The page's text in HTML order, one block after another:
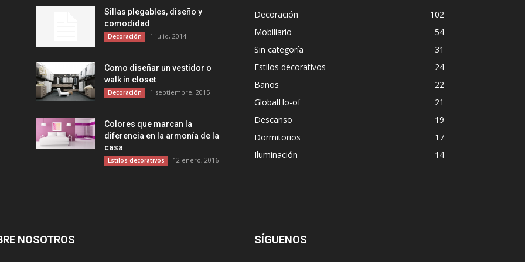
Sillas plegables, diseño y
comodidad
Decoración 1 julio, 2014
Como diseñar un vestidor o
walk in closet
Decoración 1 septiembre, 2015
Colores que marcan la
diferencia en la armonía de la
casa
Estilos decorativos 12 enero, 2016
Decoración
102
Mobiliario
54
Sin categoría
31
Estilos decorativos
24
Baños
22
GlobalHo-of
21
Descanso
19
Dormitorios
17
Iluminación
14
NOSOTROS SÍGUENOS